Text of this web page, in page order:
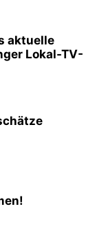
aktuelle
Lokal-TV-